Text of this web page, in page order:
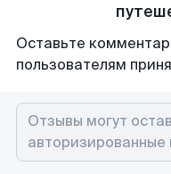
Оставьте
пользователям